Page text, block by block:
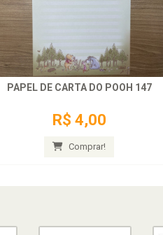
PAPEL DE CARTA DO POOH 147
R$ 4,00
Comprar!